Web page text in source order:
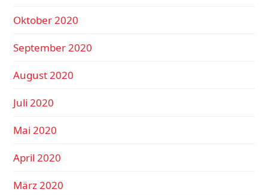
Oktober 2020
September 2020
August 2020
Juli 2020
Mai 2020
April 2020
März 2020